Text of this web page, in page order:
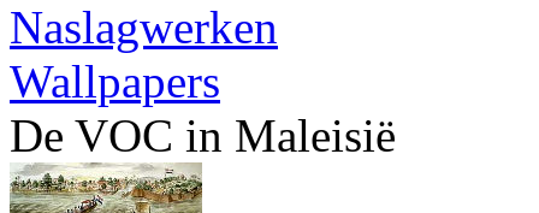
Naslagwerken
Wallpapers
De VOC in Maleisië